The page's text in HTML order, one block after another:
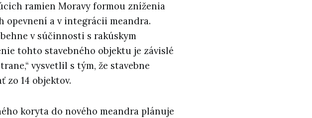
ramien Moravy formou zníženia
opevnení a v integrácii meandra.
v súčinnosti s rakúskym
tohto stavebného objektu je závislé
vysvetlil s tým, že stavebne
zo 14 objektov.
koryta do nového meandra plánuje